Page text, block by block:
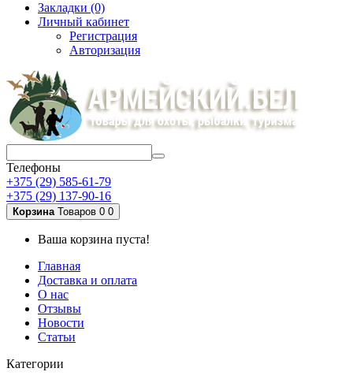
Закладки (0)
Личный кабинет
Регистрация
Авторизация
Телефоны
+375 (29) 585-61-79
+375 (29) 137-90-16
Корзина Товаров 0 0
Ваша корзина пуста!
Главная
Доставка и оплата
О нас
Отзывы
Новости
Статьи
Категории